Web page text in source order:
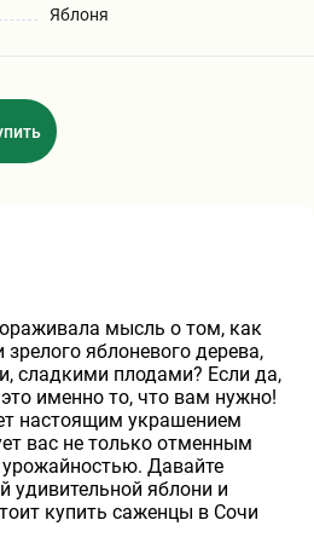
Яблоня
мысль о том, как
зрелого яблоневого дерева,
сладкими плодами? Если да,
именно то, что вам нужно!
настоящим украшением
вас не только отменным
Давайте
удивительной яблони и
купить саженцы в Сочи